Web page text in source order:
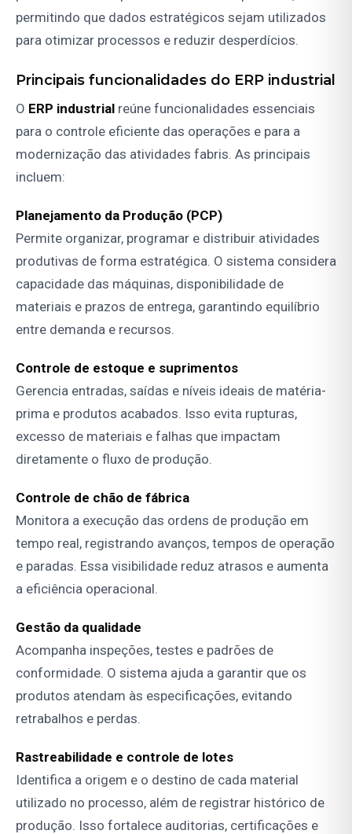
permitindo que dados estratégicos sejam utilizados
para otimizar processos e reduzir desperdícios.
Principais funcionalidades do ERP industrial
O ERP industrial reúne funcionalidades essenciais
para o controle eficiente das operações e para a
modernização das atividades fabris. As principais
incluem:
Planejamento da Produção (PCP)
Permite organizar, programar e distribuir atividades
produtivas de forma estratégica. O sistema considera
capacidade das máquinas, disponibilidade de
materiais e prazos de entrega, garantindo equilíbrio
entre demanda e recursos.
Controle de estoque e suprimentos
Gerencia entradas, saídas e níveis ideais de matéria-
prima e produtos acabados. Isso evita rupturas,
excesso de materiais e falhas que impactam
diretamente o fluxo de produção.
Controle de chão de fábrica
Monitora a execução das ordens de produção em
tempo real, registrando avanços, tempos de operação
e paradas. Essa visibilidade reduz atrasos e aumenta
a eficiência operacional.
Gestão da qualidade
Acompanha inspeções, testes e padrões de
conformidade. O sistema ajuda a garantir que os
produtos atendam às especificações, evitando
retrabalhos e perdas.
Rastreabilidade e controle de lotes
Identifica a origem e o destino de cada material
utilizado no processo, além de registrar histórico de
produção. Isso fortalece auditorias, certificações e